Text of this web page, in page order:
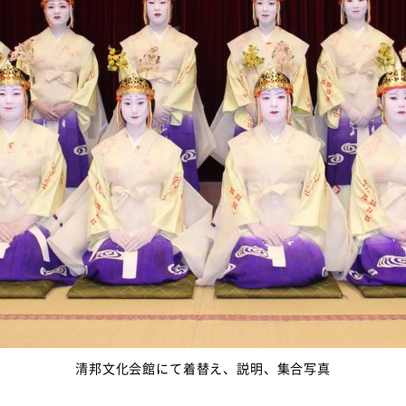
清邦文化会館にて着替え、説明、集合写真